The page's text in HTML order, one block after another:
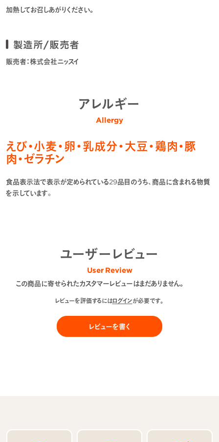
加熱してお召しあがりください。
製造所/販売者
販売者：株式会社ニッスイ
アレルギー
Allergy
えび・小麦・卵・乳成分・大豆・鶏肉・豚
肉・ゼラチン
食品表示法で表示が定められている29品目のうち、商品に含まれる物質
を示しています。
ユーザーレビュー
User Review
この商品に寄せられたカスタマーレビューはまだありません。
レビューを評価するにはログインが必要です。
レビューを書く